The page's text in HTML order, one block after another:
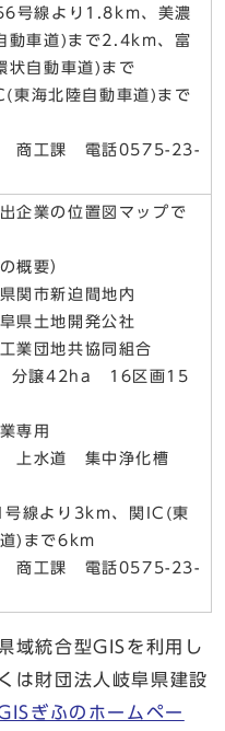
号線より1.8km、美濃
動車道)まで2.4km、富
状自動車道)まで
東海北陸自動車道)まで
商工課 電話0575-23-
企業の位置図マップで
概要）
関市新迫間地内
県土地開発公社
業団地共協同組合
譲42ha 16区画15
専用
上水道 集中浄化槽
線より3km、関IC(東
)まで6km
商工課 電話0575-23-
域統合型GISを利用し
は財団法人岐阜県建設
ぎふのホームペー